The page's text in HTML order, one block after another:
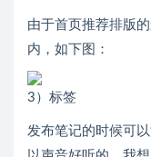
由于首页推荐排版
内，如下图：
3）标签
发布笔记的时候可